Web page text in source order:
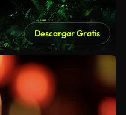
Descargar Gratis